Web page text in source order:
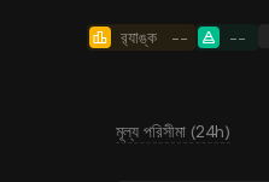
র‍্যাঙ্ক -- --
মূল্য পরিসীমা (24h)